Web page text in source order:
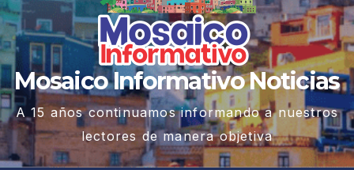
Mosaico Informativo Noticias
A 15 años continuamos informando a nuestros
lectores de manera objetiva